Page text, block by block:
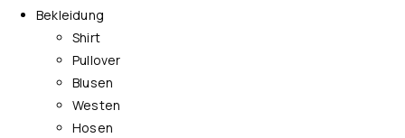
Bekleidung
Shirt
Pullover
Blusen
Westen
Hosen